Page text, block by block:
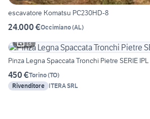
escavatore Komatsu PC230HD-8
24.000 €Occimiano(AL)
13
Pinza Legna Spaccata Tronchi Pietre SERIE IPL
450 €Torino(TO)
Rivenditore ITERA SRL